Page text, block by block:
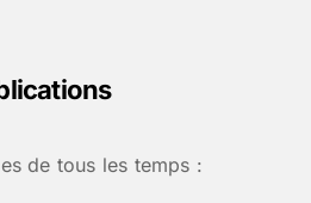
de tous les temps :